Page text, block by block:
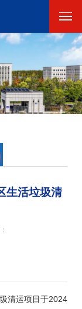
生活垃圾清
清运项目于2024